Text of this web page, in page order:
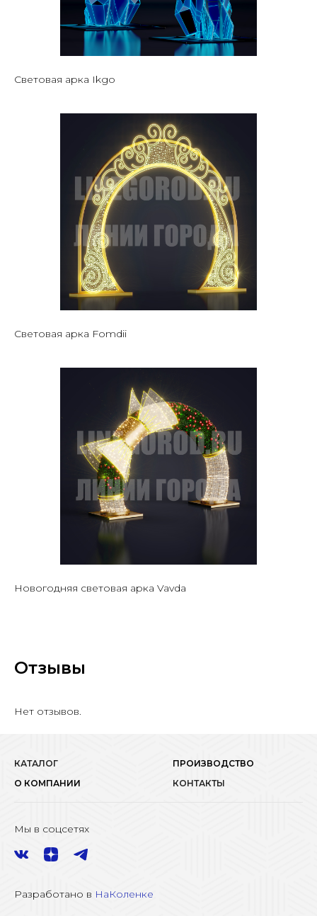
Световая арка Ikgo
Световая арка Fomdii
Новогодняя световая арка Vavda
Отзывы
Нет отзывов.
КАТАЛОГ
ПРОИЗВОДСТВО
О КОМПАНИИ
КОНТАКТЫ
Мы в соцсетях
Разработано в НаКоленке